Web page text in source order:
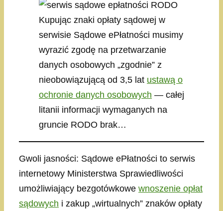
Kupując znaki opłaty sądowej w
serwisie Sądowe ePłatności musimy
wyrazić zgodę na przetwarzanie
danych osobowych „zgodnie” z
nieobowiązującą od 3,5 lat ustawą o
ochronie danych osobowych — całej
litanii informacji wymaganych na
gruncie RODO brak…
Gwoli jasności: Sądowe ePłatności to serwis
internetowy Ministerstwa Sprawiedliwości
umożliwiający bezgotówkowe wnoszenie opłat
sądowych i zakup „wirtualnych” znaków opłaty